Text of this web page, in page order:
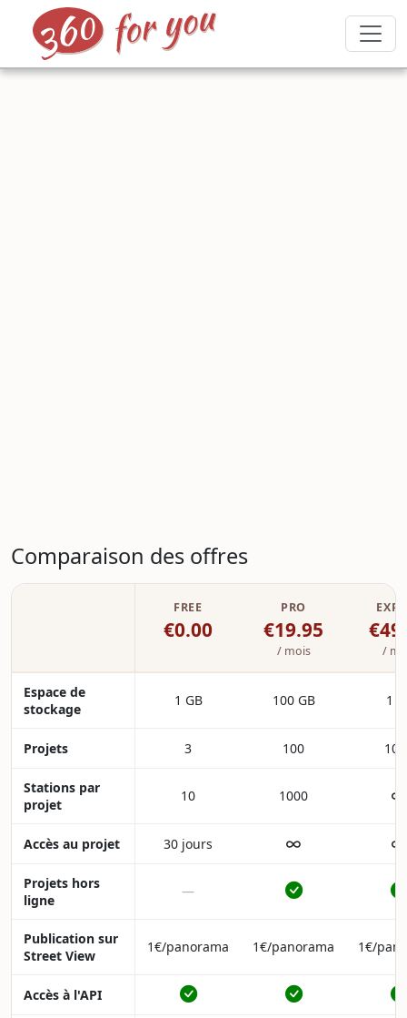
Comparaison des offres
FREE
€0.00
PRO
€19.95
/ mois /
Espace de
stockage
1 GB 100 GB 1
Projets 3 100
Stations par
projet
10 1000 ∞
Accès au projet 30 jours ∞ ∞
Projets hors
ligne
—
Publication sur
Street View
1€/panorama 1€/panorama 1€/
Accès à l'API